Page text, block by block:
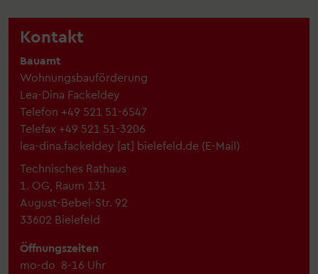
Kontakt
Bauamt
Wohnungsbauförderung
Lea-Dina Fackeldey
Telefon +49 521 51-6547
Telefax +49 521 51-3206
lea-dina.fackeldey [at] bielefeld.de (E-Mail)
Technisches Rathaus
1. OG, Raum 131
August-Bebel-Str. 92
33602 Bielefeld
Öffnungszeiten
mo-do 8-16 Uhr